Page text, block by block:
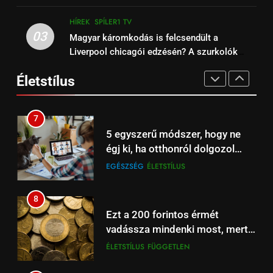
15
Barcelona – Real Madrid:
Spíler2 és A Sport2 TV élőben
16
Arsenal – Liverpool
szuperrangadó az Emiratesben,
Spíler1 TV 21:00-tól élőben
online.
HÍREK SPORT
17
Beharangozó: Fulham –
Liverpool Premier League
focimeccs ma az Aréna 4 TV-n
ÉLŐ FÜGGETLEN
03
HÍREK SPÍLER1 TV
Magyar káromkodás is felcsendült a
Liverpool chicagói edzésén? A szurkolók
Életstílus
6
Őrizzük meg mentális
egészségünket télen is!
7
5 egyszerű módszer, hogy ne
égj ki, ha otthonról dolgozol
számítógépen
EGÉSZSÉG ÉLETSTÍLUS
8
Ezt a 200 forintos érmét
vadássza mindenki most, mert
sokszorosát éri (+videó)
ÉLETSTÍLUS FÜGGETLEN